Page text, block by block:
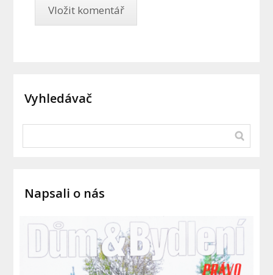
Vyhledávač
Napsali o nás